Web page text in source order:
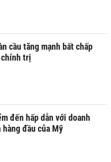
cầu tăng mạnh bất chấp
trị
đến hấp dẫn với doanh
đầu của Mỹ